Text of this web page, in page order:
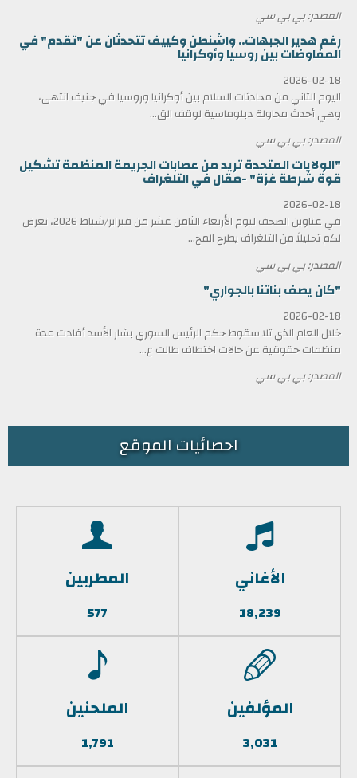
المصدر: بي بي سي
رغم هدير الجبهات.. واشنطن وكييف تتحدثان عن "تقدم" في
المفاوضات بين روسيا وأوكرانيا
2026-02-18
اليوم الثاني من محادثات السلام بين أوكرانيا وروسيا في جنيف انتهى،
وهي أحدث محاولة دبلوماسية لوقف الق...
المصدر: بي بي سي
"الولايات المتحدة تريد من عصابات الجريمة المنظمة تشكيل
قوة شرطة غزة" -مقال في التلغراف
2026-02-18
في عناوين الصحف ليوم الأربعاء الثامن عشر من فبراير/شباط 2026، نعرض
لكم تحليلاً من التلغراف يطرح المخ...
المصدر: بي بي سي
"كان يصف بناتنا بالجواري"
2026-02-18
خلال العام الذي تلا سقوط حكم الرئيس السوري بشار الأسد أفادت عدة
منظمات حقوقية عن حالات اختطاف طالت ع...
المصدر: بي بي سي
احصائيات الموقع
الأغاني
18,239
المطربين
577
المؤلفين
3,031
الملحنين
1,791